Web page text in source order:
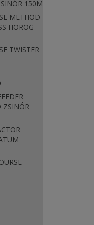
150M
METHOD
HOROG
TWISTER
ZSINÓR